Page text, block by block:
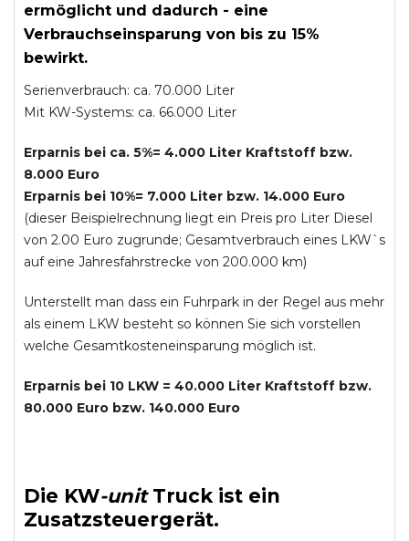
ermöglicht und dadurch - eine
Verbrauchseinsparung von bis zu 15%
bewirkt.
Serienverbrauch: ca. 70.000 Liter
Mit KW-Systems: ca. 66.000 Liter
Erparnis bei ca. 5%= 4.000 Liter Kraftstoff bzw.
8.000 Euro
Erparnis bei 10%= 7.000 Liter bzw. 14.000 Euro
(dieser Beispielrechnung liegt ein Preis pro Liter Diesel
von 2.00 Euro zugrunde; Gesamtverbrauch eines LKW`s
auf eine Jahresfahrstrecke von 200.000 km)
Unterstellt man dass ein Fuhrpark in der Regel aus mehr
als einem LKW besteht so können Sie sich vorstellen
welche Gesamtkosteneinsparung möglich ist.
Erparnis bei 10 LKW = 40.000 Liter Kraftstoff bzw.
80.000 Euro bzw. 140.000 Euro
Die KW-unit Truckist ein
Zusatzsteuergerät.